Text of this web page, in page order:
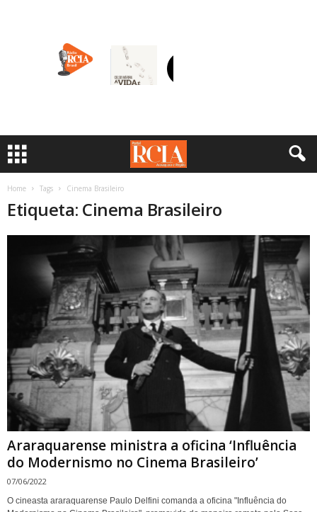
Home Tags Cinema Brasileiro
Etiqueta: Cinema Brasileiro
Araraquarense ministra a oficina ‘Influência
do Modernismo no Cinema Brasileiro’
07/06/2022
O cineasta araraquarense Paulo Delfini comanda a oficina "Influência do